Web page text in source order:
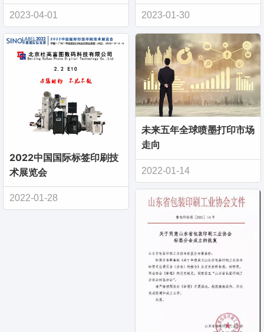
2023-04-01 2023-01-30
2022中国国际标签印刷技
术展览会
2022-01-28
未来五年全球喷墨打印市场
走向
2022-01-14